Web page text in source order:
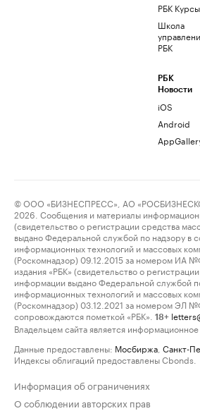
РБК Курсы
Школа
РБК
РБК
Новости
iOS
Android
© ООО «БИЗНЕСПРЕСС», АО
2026. Сообщения и материалы
(свидетельство о регистрации средства
выдано Федеральной службой по надзору в
информационных технологий и массовых
(Роскомнадзор) 09.12.2015 за номером ИА
издания «РБК» (свидетельство о
информации выдано Федеральной службой
информационных технологий и массовых
(Роскомнадзор) 03.12.2021 за номером ЭЛ
сопровождаются пометкой «РБК».
18+
Владельцем сайта является информационное
Данные предоставлены: Мосбиржа Санкт-
Индексы облигаций предоставлены Cbonds.
Информация об ограничениях
О соблюдении авторских прав